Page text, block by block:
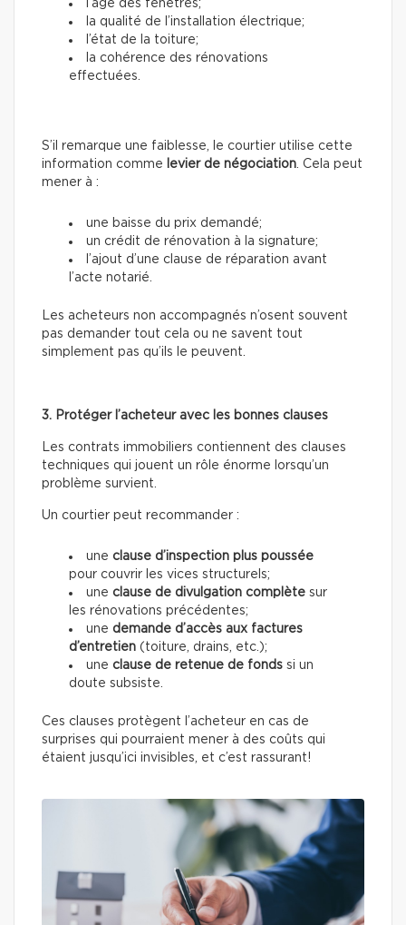
l’âge des fenêtres;
la qualité de l’installation électrique;
l’état de la toiture;
la cohérence des rénovations
effectuées.
S’il remarque une faiblesse, le courtier utilise cette
information comme levier de négociation. Cela peut
mener à :
une baisse du prix demandé;
un crédit de rénovation à la signature;
l’ajout d’une clause de réparation avant
l’acte notarié.
Les acheteurs non accompagnés n’osent souvent
pas demander tout cela ou ne savent tout
simplement pas qu’ils le peuvent.
3. Protéger l’acheteur avec les bonnes clauses
Les contrats immobiliers contiennent des clauses
techniques qui jouent un rôle énorme lorsqu’un
problème survient.
Un courtier peut recommander :
une clause d’inspection plus poussée
pour couvrir les vices structurels;
une clause de divulgation complète sur
les rénovations précédentes;
une demande d’accès aux factures
d’entretien (toiture, drains, etc.);
une clause de retenue de fonds si un
doute subsiste.
Ces clauses protègent l’acheteur en cas de
surprises qui pourraient mener à des coûts qui
étaient jusqu’ici invisibles, et c’est rassurant!